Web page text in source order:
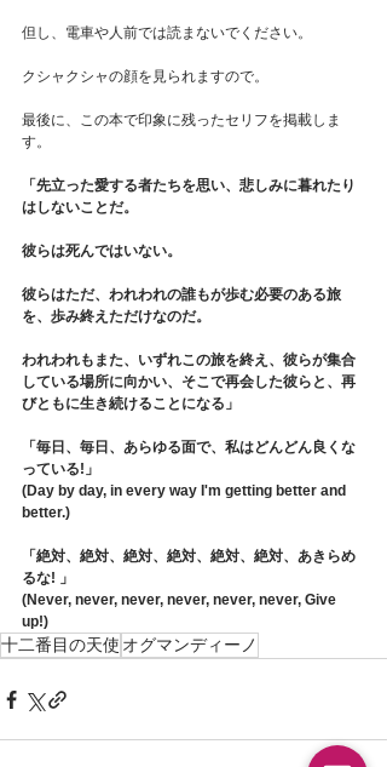
但し、電車や人前では読まないでください。
クシャクシャの顔を見られますので。
最後に、この本で印象に残ったセリフを掲載しま
す。
「先立った愛する者たちを思い、悲しみに暮れたり
はしないことだ。
彼らは死んではいない。
彼らはただ、われわれの誰もが歩む必要のある旅
を、歩み終えただけなのだ。
われわれもまた、いずれこの旅を終え、彼らが集合
している場所に向かい、そこで再会した彼らと、再
びともに生き続けることになる」
「毎日、毎日、あらゆる面で、私はどんどん良くな
っている!」
(Day by day, in every way I'm getting better and
better.)
「絶対、絶対、絶対、絶対、絶対、絶対、あきらめ
るな! 」
(Never, never, never, never, never, never, Give
up!)
十二番目の天使 オグマンディーノ